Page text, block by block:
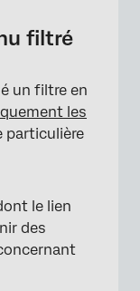
×
filtré
un filtre en
les
particulière
le lien
des